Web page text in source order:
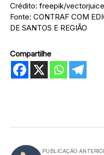
Crédito: freepik/vectorjuice
Fonte: CONTRAF COM
DE SANTOS E REGIÃO
Compartilhe
PUBLICAÇÃO